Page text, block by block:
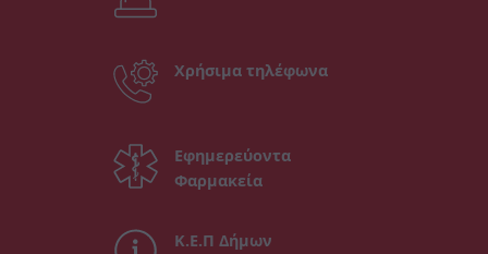
Χρήσιμα τηλέφωνα
Εφημερεύοντα
Φαρμακεία
Κ.Ε.Π Δήμων